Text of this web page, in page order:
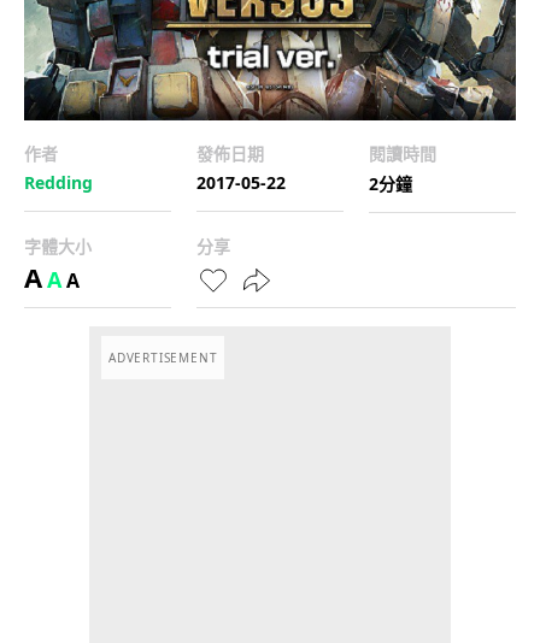
作者
Redding
發佈日期
2017-05-22
閱讀時間
2分鐘
字體大小
AAA
分享
ADVERTISEMENT